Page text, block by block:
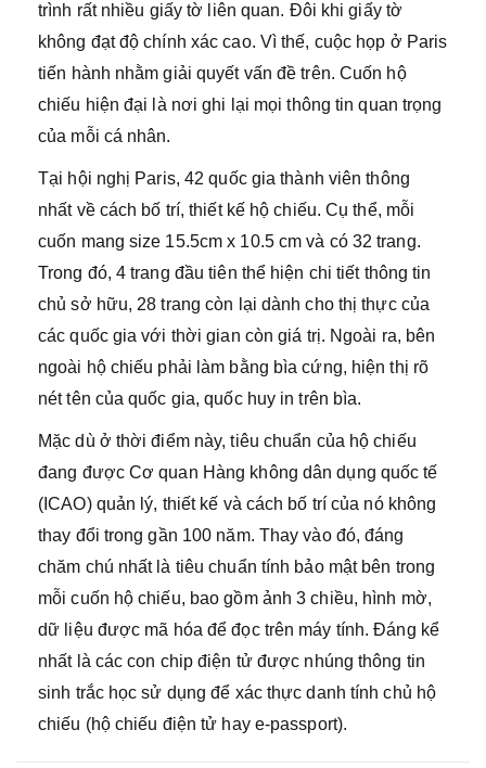
trình rất nhiều giấy tờ liên quan. Đôi khi giấy tờ
không đạt độ chính xác cao. Vì thế, cuộc họp ở Paris
tiến hành nhằm giải quyết vấn đề trên. Cuốn hộ
chiếu hiện đại là nơi ghi lại mọi thông tin quan trọng
của mỗi cá nhân.
Tại hội nghị Paris, 42 quốc gia thành viên thông
nhất về cách bố trí, thiết kế hộ chiếu. Cụ thể, mỗi
cuốn mang size 15.5cm x 10.5 cm và có 32 trang.
Trong đó, 4 trang đầu tiên thể hiện chi tiết thông tin
chủ sở hữu, 28 trang còn lại dành cho thị thực của
các quốc gia với thời gian còn giá trị. Ngoài ra, bên
ngoài hộ chiếu phải làm bằng bìa cứng, hiện thị rõ
nét tên của quốc gia, quốc huy in trên bìa.
Mặc dù ở thời điểm này, tiêu chuẩn của hộ chiếu
đang được Cơ quan Hàng không dân dụng quốc tế
(ICAO) quản lý, thiết kế và cách bố trí của nó không
thay đổi trong gần 100 năm. Thay vào đó, đáng
chăm chú nhất là tiêu chuẩn tính bảo mật bên trong
mỗi cuốn hộ chiếu, bao gồm ảnh 3 chiều, hình mờ,
dữ liệu được mã hóa để đọc trên máy tính. Đáng kể
nhất là các con chip điện tử được nhúng thông tin
sinh trắc học sử dụng để xác thực danh tính chủ hộ
chiếu (hộ chiếu điện tử hay e-passport).